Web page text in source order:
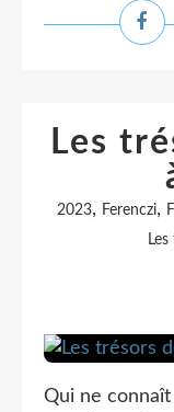
Les
2023, Ferenczi,
Qui ne